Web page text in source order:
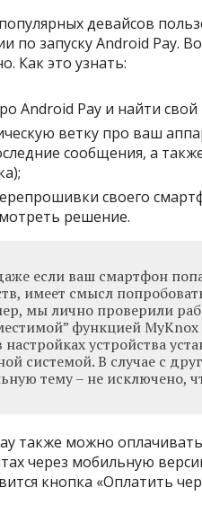
девайсов
по запуску Android Pay.
Как это узнать:
Android Pay и найти свой
ветку про ваш
сообщения, а
своего
решение.
если ваш смартфон
имеет смысл
мы лично проверили
функцией
устройства
системой. В случае с
тему – не исключено,
также можно
через мобильную
кнопка «Оплатить